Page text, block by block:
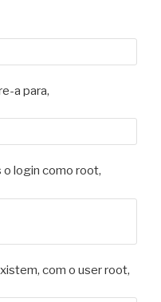
a para,
login como root,
com o user root,